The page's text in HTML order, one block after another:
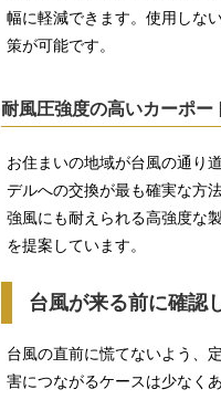
幅に軽減できます。使用しな
策が可能です。
耐風圧強度の高いカーポー
お住まいの地域が台風の通り
デルへの交換が最も確実な方
強風にも耐えられる高強度な
を提案しています。
台風が来る前に確認
台風の直前に慌てないよう、
害につながるケースは少なく